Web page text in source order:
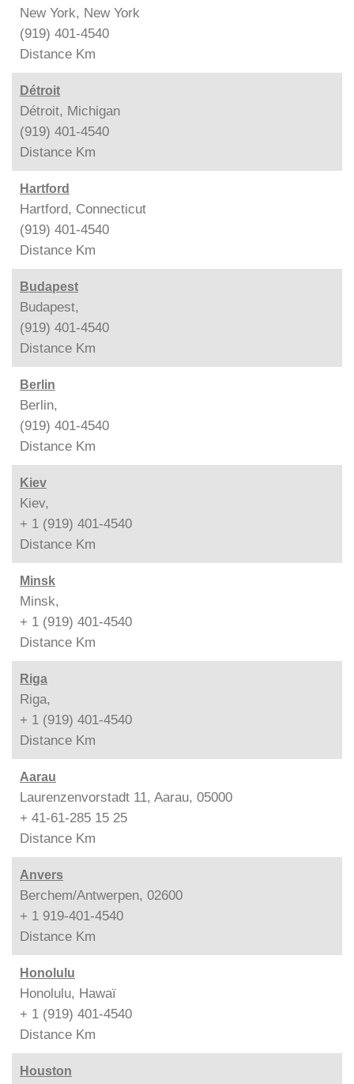
New York, New York
(919) 401-4540
Distance Km
Détroit
Détroit, Michigan
(919) 401-4540
Distance Km
Hartford
Hartford, Connecticut
(919) 401-4540
Distance Km
Budapest
Budapest,
(919) 401-4540
Distance Km
Berlin
Berlin,
(919) 401-4540
Distance Km
Kiev
Kiev,
+ 1 (919) 401-4540
Distance Km
Minsk
Minsk,
+ 1 (919) 401-4540
Distance Km
Riga
Riga,
+ 1 (919) 401-4540
Distance Km
Aarau
Laurenzenvorstadt 11, Aarau, 05000
+ 41-61-285 15 25
Distance Km
Anvers
Berchem/Antwerpen, 02600
+ 1 919-401-4540
Distance Km
Honolulu
Honolulu, Hawaï
+ 1 (919) 401-4540
Distance Km
Houston